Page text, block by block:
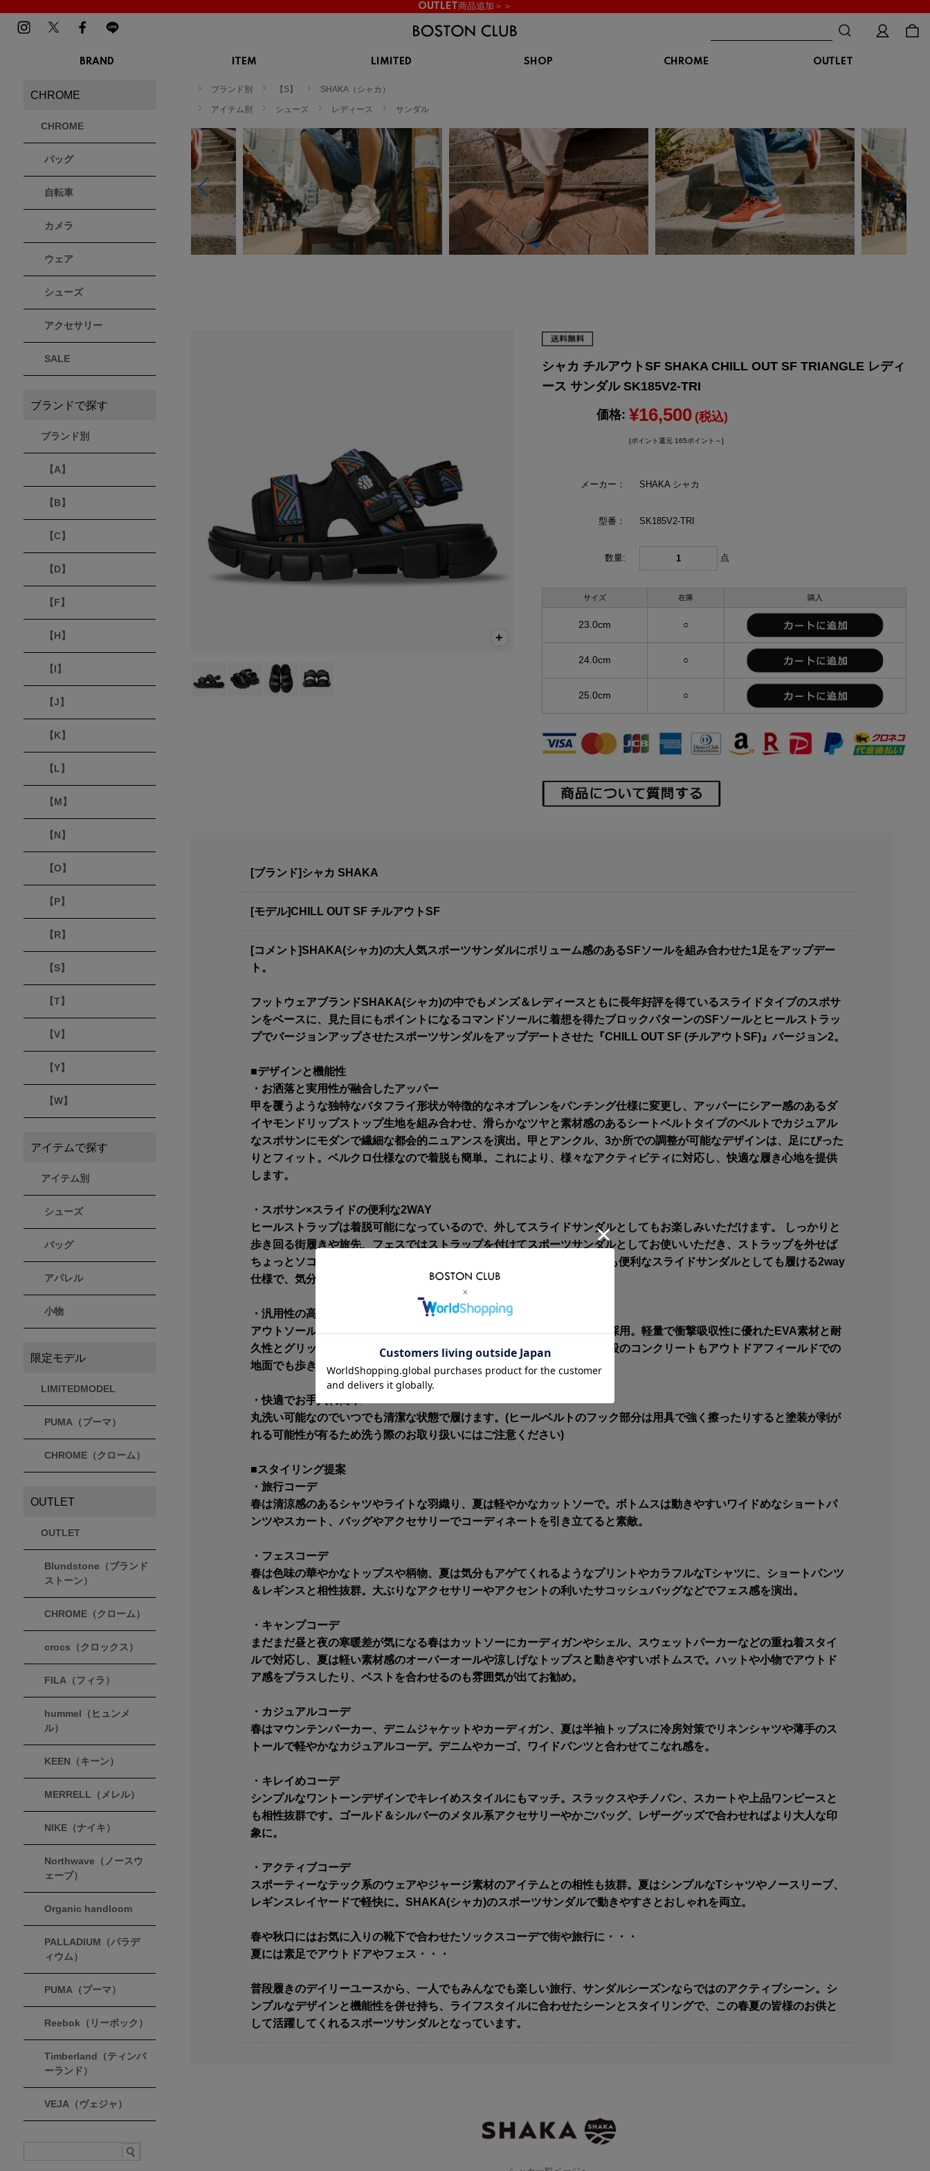
OUTLET商品追加＞＞
BRAND
BMZ
BROOKS
CHROME
Dr.Martens
ドクターマーチン
フィラ
Flower MOUNTAIN
フラワーマウンテン
hummel
ヒュンメル
INOV8
イノヴェイト
KARHU
カルフ
KEEN
キーン
MALIBUSANDALS
マリブサンダルズ
MERRELL
メレル
MIZUNO
MOUTH
new balance
ニューバランス
NIKE
ナイキ
Northwave
ノースウェーブ
OAKLEY
オークリー
オン
Organic handloom
オーガニックハンドルーム
PALLADIUM
パラディウム
PANTHER
パトリック
YETI
ITEM
スニーカー
ブーツ
トレッキングシューズ
ルームシューズ
アウター
トップス
パンツ
ソックス
アクセサリー
サンダル
ブーツ
トレッキングシューズ
ルームシューズ
アウター
トップス
パンツ
ソックス
メッセンジャーバッグ
バックパック
トートバッグ
カメラバッグ
アクセサリー
LIMITED SHOP CHROME
OUTLET
ブランド別 【S】 SHAKA（シャカ）
アイテム別 シューズ レディース サンダル
シャカ チルアウトSF SHAKA CHILL OUT SF TRIANGLE レディ
ース サンダル SK185V2-TRI
価格: ¥16,500 (税込)
[ポイント還元 165ポイント～]
メーカー： SHAKA シャカ
型番： SK185V2-TRI
数量: 点
サイズ 在庫 購入
23.0cm ○
24.0cm ○
25.0cm ○
[ブランド]シャカ SHAKA
[モデル]CHILL OUT SF チルアウトSF
[コメント]SHAKA(シャカ)の大人気スポーツサンダルにボリューム感のあるSFソールを組み合わせた1足をアップデー
ト。
フットウェアブランドSHAKA(シャカ)の中でもメンズ＆レディースともに長年好評を得ているスライドタイプのスポサ
ンをベースに、見た目にもポイントになるコマンドソールに着想を得たブロックパターンのSFソールとヒールストラッ
プでバージョンアップさせたスポーツサンダルをアップデートさせた『CHILL OUT SF (チルアウトSF)』バージョン2。
■デザインと機能性
・お洒落と実用性が融合したアッパー
甲を覆うような独特なバタフライ形状が特徴的なネオプレンをパンチング仕様に変更し、アッパーにシアー感のあるダ
イヤモンドリップストップ生地を組み合わせ、滑らかなツヤと素材感のあるシートベルトタイプのベルトでカジュアル
なスポサンにモダンで繊細な都会的ニュアンスを演出。甲とアンクル、3か所での調整が可能なデザインは、足にぴった
りとフィット。ベルクロ仕様なので着脱も簡単。これにより、様々なアクティビティに対応し、快適な履き心地を提供
します。
・スポサン×スライドの便利な2WAY
ヒールストラップは着脱可能になっているので、外してスライドサンダルとしてもお楽しみいただけます。 しっかりと
歩き回る街履きや旅先、フェスではストラップを付けてスポーツサンダルとしてお使いいただき、ストラップを外せば
ちょっとソコまでの普段履きやBBQでのチルタイム、キャンプシーンにも便利なスライドサンダルとしても履ける2way
仕様で、気分で履きこなしに変化を付けられるのも嬉しいポイント。
・汎用性の高いカジュアルなSFソール
アウトソールにはコマンドブーツのソールをモチーフにしたSFソールを採用。軽量で衝撃吸収性に優れたEVA素材と耐
久性とグリップ力を併せ持つラバー素材を掛け合わせたSFソールは、普段のコンクリートもアウトドアフィールドでの
地面でも歩きやすく快適で軽快な歩行をサポートしてくれます。
・快適でお手入れ簡単
丸洗い可能なのでいつでも清潔な状態で履けます。(ヒールベルトのフック部分は用具で強く擦ったりすると塗装が剥が
れる可能性が有るため洗う際のお取り扱いにはご注意ください)
■スタイリング提案
・旅行コーデ
春は清涼感のあるシャツやライトな羽織り、夏は軽やかなカットソーで。ボトムスは動きやすいワイドめなショートパ
ンツやスカート、バッグやアクセサリーでコーディネートを引き立てると素敵。
・フェスコーデ
春は色味の華やかなトップスや柄物、夏は気分もアゲてくれるようなプリントやカラフルなTシャツに、ショートパンツ
＆レギンスと相性抜群。大ぶりなアクセサリーやアクセントの利いたサコッシュバッグなどでフェス感を演出。
・キャンプコーデ
まだまだ昼と夜の寒暖差が気になる春はカットソーにカーディガンやシェル、スウェットパーカーなどの重ね着スタイ
ルで対応し、夏は軽い素材感のオーバーオールや涼しげなトップスと動きやすいボトムスで。ハットや小物でアウトド
ア感をプラスしたり、ベストを合わせるのも雰囲気が出てお勧め。
・カジュアルコーデ
春はマウンテンパーカー、デニムジャケットやカーディガン、夏は半袖トップスに冷房対策でリネンシャツや薄手のス
トールで軽やかなカジュアルコーデ。デニムやカーゴ、ワイドパンツと合わせてこなれ感を。
・キレイめコーデ
シンプルなワントーンデザインでキレイめスタイルにもマッチ。スラックスやチノパン、スカートや上品ワンピースと
も相性抜群です。ゴールド＆シルバーのメタル系アクセサリーやかごバッグ、レザーグッズで合わせればより大人な印
象に。
・アクティブコーデ
スポーティーなテック系のウェアやジャージ素材のアイテムとの相性も抜群。夏はシンプルなTシャツやノースリーブ、
レギンスレイヤードで軽快に。SHAKA(シャカ)のスポーツサンダルで動きやすさとおしゃれを両立。
春や秋口にはお気に入りの靴下で合わせたソックスコーデで街や旅行に・・・
夏には素足でアウトドアやフェス・・・
普段履きのデイリーユースから、一人でもみんなでも楽しい旅行、サンダルシーズンならではのアクティブシーン。シ
ンプルなデザインと機能性を併せ持ち、ライフスタイルに合わせたシーンとスタイリングで、この春夏の皆様のお供と
して活躍してくれるスポーツサンダルとなっています。
CHROME
CHROME
バッグ
自転車
カメラ
ウェア
シューズ
アクセサリー
SALE
ブランドで探す
ブランド別
【A】
【B】
【C】
【D】
【F】
【H】
【I】
【J】
【K】
【L】
【M】
【N】
【O】
【P】
【R】
【S】
【T】
【V】
【Y】
【W】
アイテムで探す
アイテム別
シューズ
バッグ
アパレル
小物
限定モデル
LIMITEDMODEL
PUMA（プーマ）
CHROME（クローム）
OUTLET
OUTLET
Blundstone（ブランド
ストーン）
CHROME（クローム）
crocs（クロックス）
FILA（フィラ）
hummel（ヒュンメ
ル）
KEEN（キーン）
MERRELL（メレル）
NIKE（ナイキ）
Northwave（ノースウ
ェーブ）
Organic handloom
PALLADIUM（パラデ
ィウム）
PUMA（プーマ）
Reebok（リーボック）
Timberland（ティンバ
ーランド）
VEJA（ヴェジャ）